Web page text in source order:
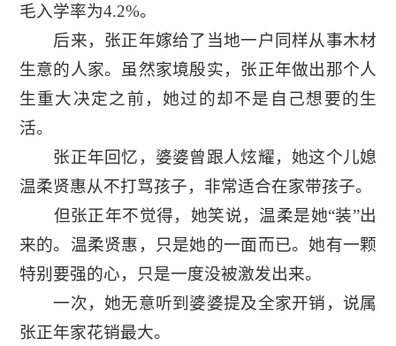
毛入学率为4.2%。
后来，张正年嫁给了当地一户同样从事木材
生意的人家。虽然家境殷实，张正年做出那个人
生重大决定之前，她过的却不是自己想要的生
活。
张正年回忆，婆婆曾跟人炫耀，她这个儿媳
温柔贤惠从不打骂孩子，非常适合在家带孩子。
但张正年不觉得，她笑说，温柔是她“装”出
来的。温柔贤惠，只是她的一面而已。她有一颗
特别要强的心，只是一度没被激发出来。
一次，她无意听到婆婆提及全家开销，说属
张正年家花销最大。